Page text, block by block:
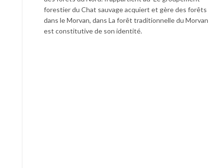
forestier du Chat sauvage acquiert et gère des forêts
dans le Morvan, dans La forêt traditionnelle du Morvan
est constitutive de son identité.